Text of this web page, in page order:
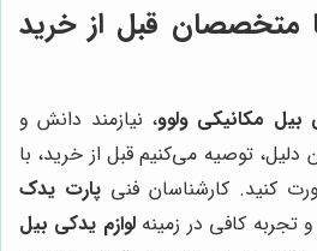
متخصصان قبل از خرید
بیل مکانیکی ولوو، نیازمند دانش و
توصیه می‌کنیم قبل از خرید، با
کنید. کارشناسان فنی پارت یدک
تجربه کافی در زمینهلوازم یدکی بیل